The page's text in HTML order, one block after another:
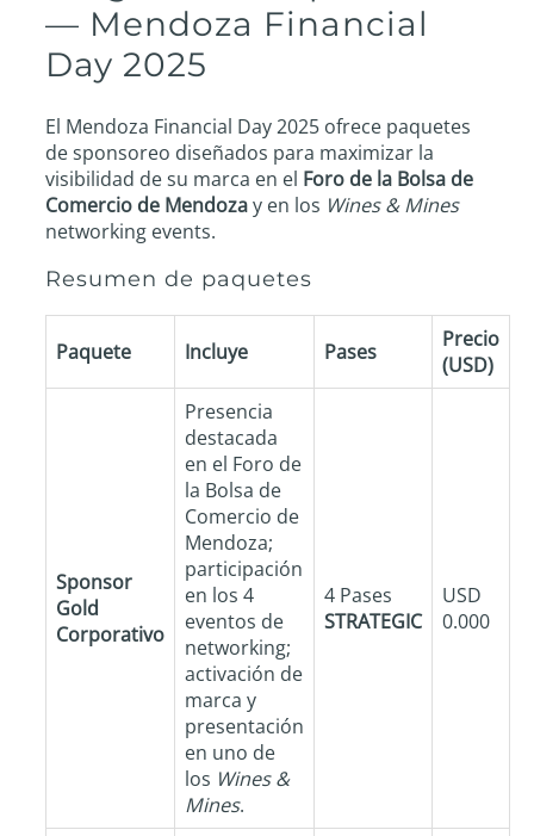
— Mendoza Financial
Day 2025
El Mendoza Financial Day 2025 ofrece paquetes
de sponsoreo diseñados para maximizar la
visibilidad de su marca en el Foro de la Bolsa de
Comercio de Mendozay en los Wines & Mines
networking events.
Resumen de paquetes
Paquete Incluye Pases
Precio
(USD)
Sponsor
Gold
Corporativo
Presencia
destacada
en el Foro de
la Bolsa de
Comercio de
Mendoza;
participación
en los 4
eventos de
networking;
activación de
marca y
presentación
en uno de
los Wines &
Mines.
4 Pases
STRATEGIC
USD
0.000